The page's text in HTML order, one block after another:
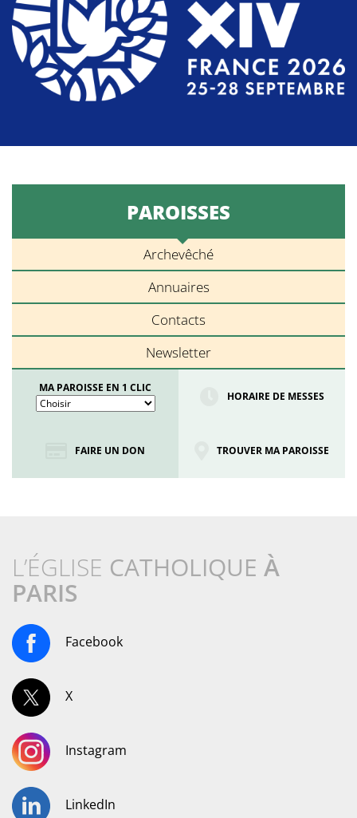
PAROISSES
Archevêché
Annuaires
Contacts
Newsletter
MA PAROISSE EN 1 CLIC
HORAIRE DE MESSES
FAIRE UN DON TROUVER MA PAROISSE
L’ÉGLISE CATHOLIQUE À
PARIS
Facebook
X
Instagram
LinkedIn